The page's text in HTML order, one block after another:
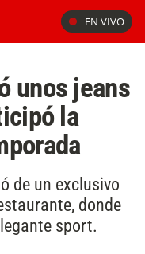
EN VIVO
unos jeans
la
de un exclusivo
donde
sport.